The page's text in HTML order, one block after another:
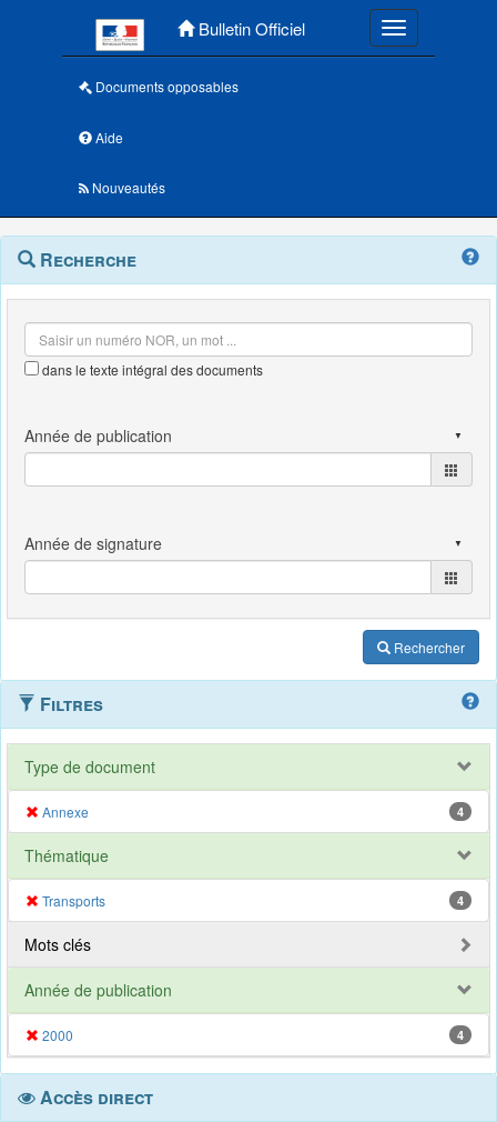
Bulletin Officiel Toggle
Documents opposables
Aide
Nouveautés
Navigation
outils
Menu
contextuel
Recherche
dans le texte intégral des documents
Rechercher
Filtres
Type de document
Annexe 4
Thématique
Transports 4
Mots clés
Année de publication
2000 4
Accès direct